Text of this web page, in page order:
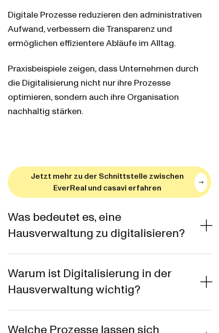
Digitale Prozesse reduzieren den administrativen
Aufwand, verbessern die Transparenz und
ermöglichen effizientere Abläufe im Alltag.
Praxisbeispiele zeigen, dass Unternehmen durch
die Digitalisierung nicht nur ihre Prozesse
optimieren, sondern auch ihre Organisation
nachhaltig stärken.
Jetzt mehr zu der Schnittstelle zwischen
EverReal und casavi erfahren
Was bedeutet es, eine
Hausverwaltung zu digitalisieren?
Warum ist Digitalisierung in der
Hausverwaltung wichtig?
Welche Prozesse lassen sich